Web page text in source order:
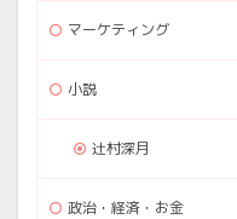
マーケティング
小説
辻村深月
政治・経済・お金